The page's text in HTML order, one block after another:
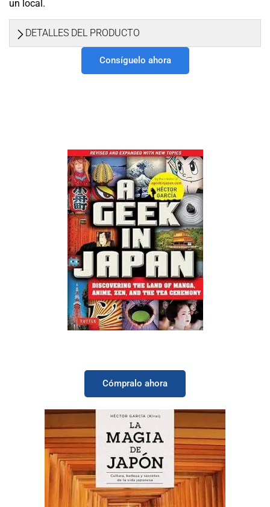
un local.
DETALLES DEL PRODUCTO
Consíguelo ahora
Cómpralo ahora